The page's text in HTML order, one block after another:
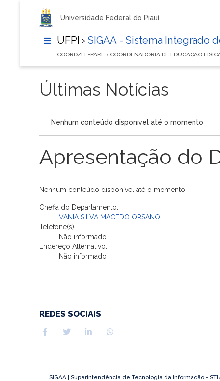
Universidade Federal do Piauí
UFPI › SIGAA - Sistema Integrado
COORD/EF-PARF › COORDENADORIA DE EDUCAÇÃO
Últimas Notícias
Nenhum conteúdo disponível até o momento
Apresentação do
Nenhum conteúdo disponível até o momento
Chefia do Departamento:
VANIA SILVA MACEDO ORSANO
Telefone(s):
Não informado
Endereço Alternativo:
Não informado
REDES SOCIAIS
SIGAA | Superintendência de Tecnologia da Informação -